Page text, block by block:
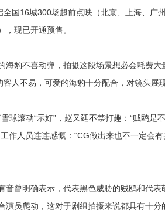
国16城300场超前点映（北京、上海、广
现已开通预售。
豹不喜动弹，拍摄这段场景想必会耗费大
人不易，可爱的海豹十分配合，对镜头展
球滚动“示好”，赵又廷不禁打趣：“贼鸥是
作人员连连感慨：“CG做出来也不一定会
曾明确表示，代表黑色威胁的贼鸥和代表
员爬动，这对于剧组拍摄来说都具有十分